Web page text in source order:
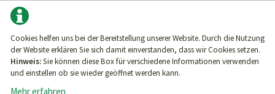
Cookies helfen uns bei der Bereitstellung unserer Website. Durch die Nutzung
der Website erklären Sie sich damit einverstanden, dass wir Cookies setzen.
Hinweis:Sie können diese Box für verschiedene Informationen verwenden
und einstellen ob sie wieder geöffnet werden kann.
Mehr erfahren